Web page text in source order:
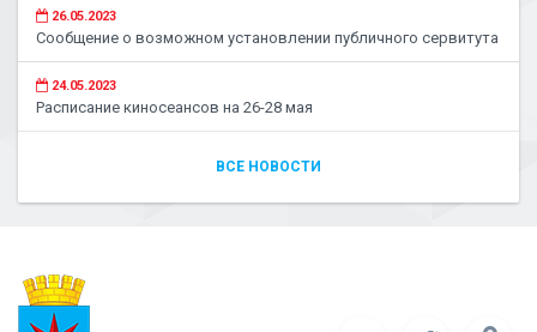
26.05.2023
Сообщение о возможном установлении публичного сервитута
24.05.2023
Расписание киносеансов на 26-28 мая
ВСЕ НОВОСТИ